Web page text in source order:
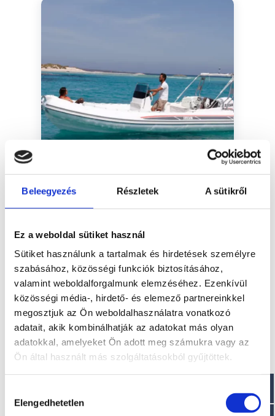
Beleegyezés Részletek A sütikről
Ez a weboldal sütiket használ
Sütiket használunk a tartalmak és hirdetések személyre
szabásához, közösségi funkciók biztosításához,
valamint weboldalforgalmunk elemzéséhez. Ezenkívül
közösségi média-, hirdető- és elemező partnereinkkel
megosztjuk az Ön weboldalhasználatra vonatkozó
adatait, akik kombinálhatják az adatokat más olyan
adatokkal, amelyeket Ön adott meg számukra vagy az
Ön által használt más szolgáltatásokból gyűjtöttek.
kiválasztása
Elengedhetetlen
Sétahajó-építők 1980 óta
POSEIDON hajók
Több mint 30 év folyamatos
hajóépítés, az Ön élvezete és
átruházott hajótest szerkezeti